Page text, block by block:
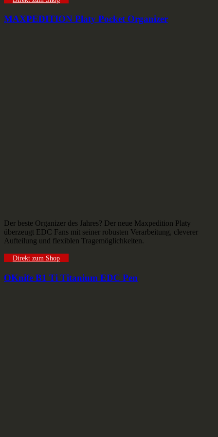
MAXPEDITION Platy Pocket Organizer
Der beste Organizer des Jahres? Der neue Maxpedition Platy
überzeugt EDC Fans mit seiner robusten Verarbeitung, cleverer
Aufteilung und flexiblen Tragemöglichkeiten.
Direkt zum Shop
OKnife B1 Ti Titanium EDC Pen